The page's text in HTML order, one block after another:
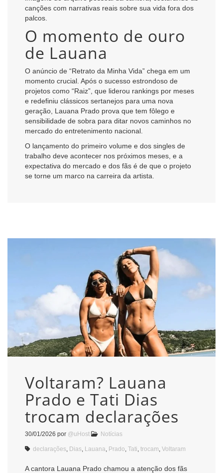
canções com narrativas reais sobre sua vida fora dos
palcos.
O momento de ouro
de Lauana
O anúncio de “Retrato da Minha Vida” chega em um
momento crucial. Após o sucesso estrondoso de
projetos como “Raiz”, que liderou rankings por meses
e redefiniu clássicos sertanejos para uma nova
geração, Lauana Prado prova que tem fôlego e
sensibilidade de sobra para ditar novos caminhos no
mercado do entretenimento nacional.
O lançamento do primeiro volume e dos singles de
trabalho deve acontecer nos próximos meses, e a
expectativa do mercado e dos fãs é de que o projeto
se torne um marco na carreira da artista.
Voltaram? Lauana
Prado e Tati Dias
trocam declarações
30/01/2026 por @uHost Notícias
declarações Dias Lauana Prado Tati trocam Voltaram
A cantora Lauana Prado chamou a atenção dos fãs